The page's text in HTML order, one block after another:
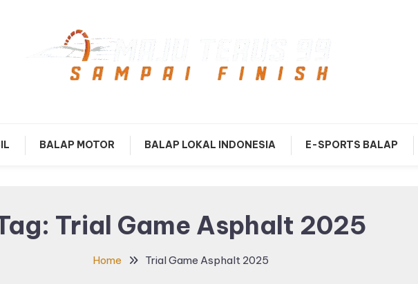
Maju Terus99
BALAP MOTOR BALAP LOKAL INDONESIA E-SPORTS BALAP
Trial Game Asphalt 2025
Home Trial Game Asphalt 2025